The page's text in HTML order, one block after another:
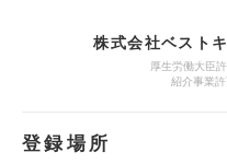
株式会社ベスト
厚生労働大臣
紹介事業
登録場所